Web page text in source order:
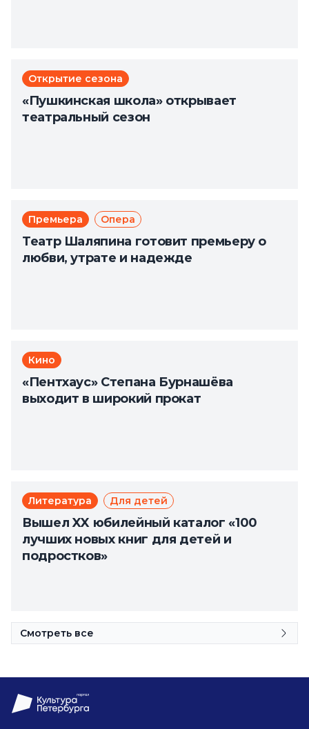
Открытие сезона
«Пушкинская школа» открывает
театральный сезон
Премьера Опера
Театр Шаляпина готовит премьеру о
любви, утрате и надежде
Кино
«Пентхаус» Степана Бурнашёва
выходит в широкий прокат
Литература Для детей
Вышел XX юбилейный каталог «100
лучших новых книг для детей и
подростков»
Смотреть все